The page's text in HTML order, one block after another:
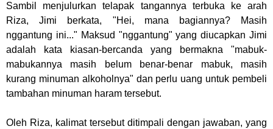
Sambil menjulurkan telapak tangannya terbuka ke arah
Riza, Jimi berkata, "Hei, mana bagiannya? Masih
nggantung ini..." Maksud "nggantung" yang diucapkan Jimi
adalah kata kiasan-bercanda yang bermakna "mabuk-
mabukannya masih belum benar-benar mabuk, masih
kurang minuman alkoholnya" dan perlu uang untuk pembeli
tambahan minuman haram tersebut.
Oleh Riza, kalimat tersebut ditimpali dengan jawaban, yang